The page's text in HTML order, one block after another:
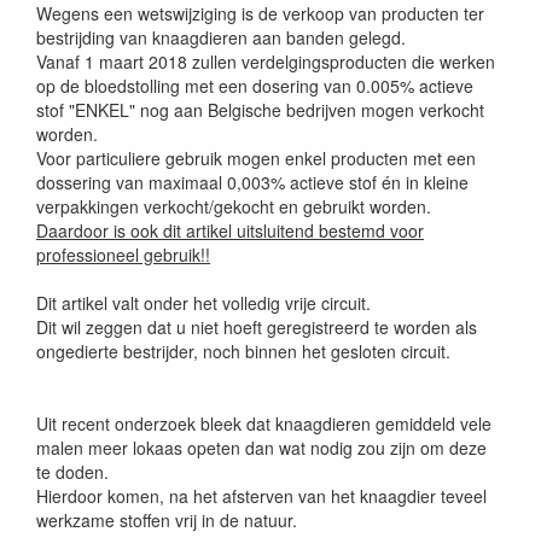
Wegens een wetswijziging is de verkoop van producten ter
bestrijding van knaagdieren aan banden gelegd.
Vanaf 1 maart 2018 zullen verdelgingsproducten die werken
op de bloedstolling met een dosering van 0.005% actieve
stof "ENKEL" nog aan Belgische bedrijven mogen verkocht
worden.
Voor particuliere gebruik mogen enkel producten met een
dossering van maximaal 0,003% actieve stof én in kleine
verpakkingen verkocht/gekocht en gebruikt worden.
Daardoor is ook dit artikel uitsluitend bestemd voor
professioneel gebruik!!
Dit artikel valt onder het volledig vrije circuit.
Dit wil zeggen dat u niet hoeft geregistreerd te worden als
ongedierte bestrijder, noch binnen het gesloten circuit.
Uit recent onderzoek bleek dat knaagdieren gemiddeld vele
malen meer lokaas opeten dan wat nodig zou zijn om deze
te doden.
Hierdoor komen, na het afsterven van het knaagdier teveel
werkzame stoffen vrij in de natuur.